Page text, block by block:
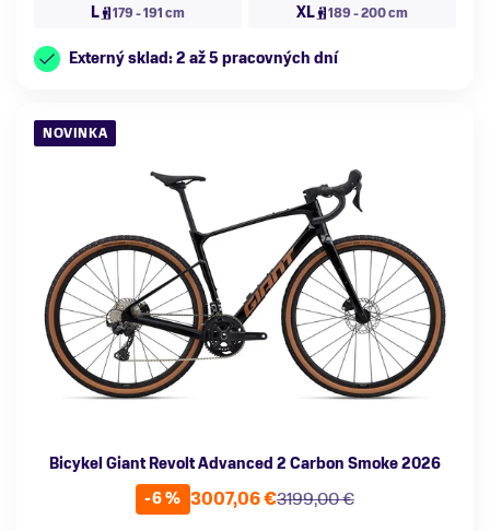
L 179 - 191 cm XL 189 - 200 cm
Externý sklad: 2 až 5 pracovných dní
NOVINKA
Bicykel Giant Revolt Advanced 2 Carbon Smoke 2026
-6 %
3199,00 €
3007,06 €